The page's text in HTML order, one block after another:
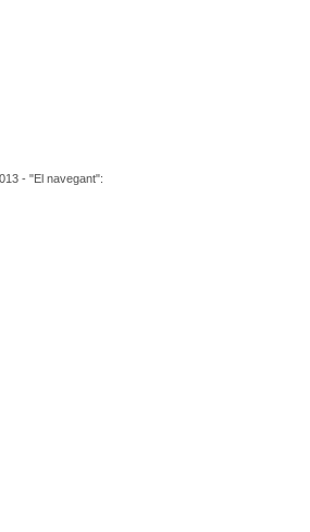
- "El navegant":